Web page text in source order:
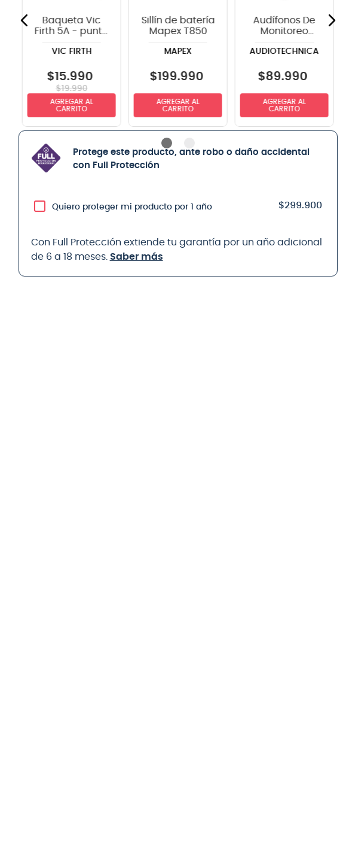
Baqueta Vic
Firth 5A - punta
VIC FIRTH
$15.990
$19.990
AGREGAR AL
CARRITO
Sillín de batería
Mapex T850
MAPEX
$199.990
AGREGAR AL
CARRITO
Audífonos De
Monitoreo
Technica ATH-
AUDIOTECHNICA
$89.990
AGREGAR AL
CARRITO
Protege este producto, ante robo o daño accidental
con Full Protección
Quiero proteger mi producto por 1 año $299.900
Con Full Protección extiende tu garantía por un año adicional
de 6 a 18 meses. Saber más